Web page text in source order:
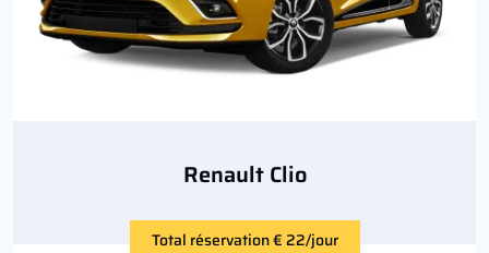
Renault Clio
Total réservation € 22/jour